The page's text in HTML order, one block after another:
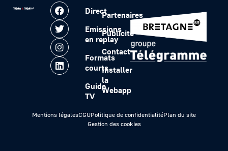
Direct
Emissions
en replay
Formats
courts
Guide
TV
Partenaires
Publicité
Contact
Installer
la
Webapp
Mentions légalesCGUPolitique de confidentialitéPlan du site
Gestion des cookies